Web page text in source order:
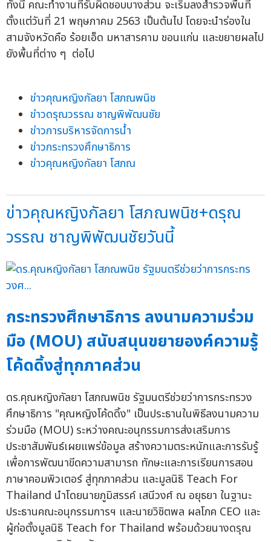
ทั้งนี้ คณะทำงานที่รับผิดชอบบางส่วน จะเริ่มลงสำรวจพื้นที่
ตั้งแต่วันที่ 21 พฤษภาคม 2563 เป็นต้นไป โดยจะนำร่องใน
สามจังหวัดคือ ร้อยเอ็ด มหาสารคาม ขอนแก่น และขยายผลไป
ยังพื้นที่ต่าง ๆ ต่อไป
ข่าวคุณหญิงกัลยา โสภณพนิช
ข่าวดรุณวรรณ ชาญพิพัฒนชัย
ข่าวการบริหารจัดการน้ำ
ข่าวกระทรวงศึกษาธิการ
ข่าวคุณหญิงกัลยา โสภณ
ข่าวคุณหญิงกัลยา โสภณพนิช+ดรุณ
วรรณ ชาญพิพัฒนชัยวันนี้
กระทรวงศึกษาธิการ ลงนามความร่วม
มือ (MOU) สนับสนุนขยายองค์ความรู้
โค้ดดิ้งสู่ทุกภาคส่วน
ดร.คุณหญิงกัลยา โสภณพนิช รัฐมนตรีช่วยว่าการกระทรวง
ศึกษาธิการ "คุณหญิงโค้ดดิ้ง" เป็นประธานในพิธีลงนามความ
ร่วมมือ (MOU) ระหว่างคณะอนุกรรมการส่งเสริมการ
ประชาสัมพันธ์เผยแพร่ข้อมูล สร้างความตระหนักและการรับรู้
เพื่อการพัฒนาขีดความสามารถ ทักษะและการเรียนการสอน
ภาษาคอมพิวเตอร์ สู่ทุกภาคส่วน และมูลนิธิ Teach For
Thailand นำโดยนายภูมิสรรค์ เสนีวงศ์ ณ อยุธยา ในฐานะ
ประธานคณะอนุกรรมการฯ และนายวิชิตพล ผลโภค CEO และ
ผู้ก่อตั้งมูลนิธิ Teach for Thailand พร้อมด้วยนางดรุณ